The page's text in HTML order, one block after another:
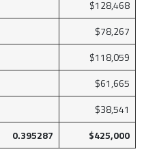
$128,468
$78,267
$118,059
$61,665
$38,541
0.395287 $425,000